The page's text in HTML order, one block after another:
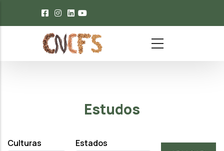
Passar para o conteúdo principal
Estudos
Culturas Estados